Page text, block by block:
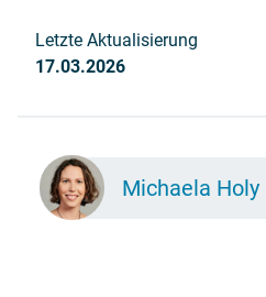
Letzte Aktualisierung
17.03.2026
Michaela Holy